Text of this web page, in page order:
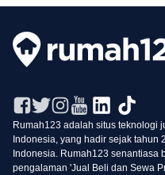
Rumah123 adalah situs teknologi
Indonesia, yang hadir sejak tahun
Indonesia. Rumah123 senantiasa
pengalaman 'Jual Beli dan Sewa